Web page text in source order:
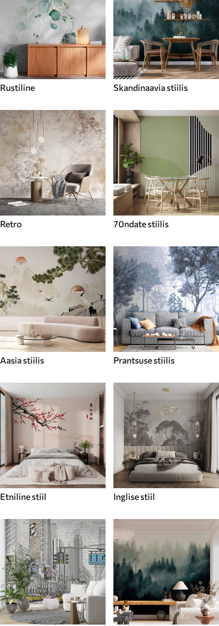
Rustiline Skandinaavia stiilis
Retro 70ndate stiilis
Aasia stiilis Prantsuse stiilis
Etniline stiil Inglise stiil